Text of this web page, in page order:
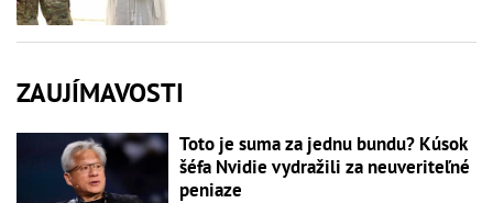
ZAUJÍMAVOSTI
Toto je suma za jednu bundu? Kúsok
šéfa Nvidie vydražili za neuveriteľné
peniaze